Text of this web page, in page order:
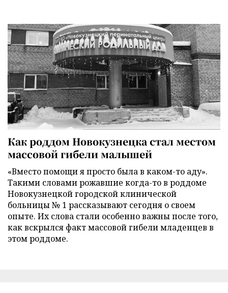
Как роддом Новокузнецка стал местом
массовой гибели малышей
«Вместо помощи я просто была в каком-то аду».
Такими словами рожавшие когда-то в роддоме
Новокузнецкой городской клинической
больницы № 1 рассказывают сегодня о своем
опыте. Их слова стали особенно важны после того,
как вскрылся факт массовой гибели младенцев в
этом роддоме.